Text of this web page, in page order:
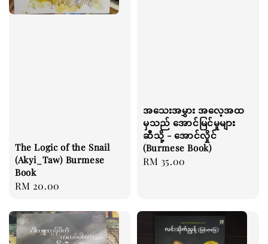
The Logic of the Snail
(Akyi_Taw) Burmese
Book
Regular
RM 20.00
အသေးအမွှား အလေ့အထ
မှသည် အောင်မြင်မှုများ
ဆီသို့ - အောင်လှိုင်
(Burmese Book)
Regular
RM 35.00